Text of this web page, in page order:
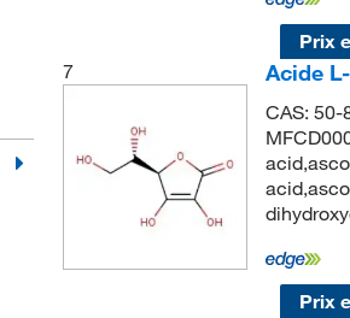
Prix
7
Acide
CAS: 50-
Prix